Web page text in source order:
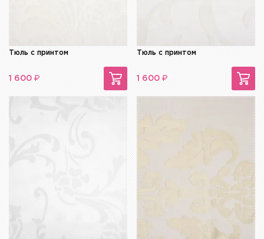
Тюль с принтом
1 600 ₽
Тюль с принтом
1 600 ₽